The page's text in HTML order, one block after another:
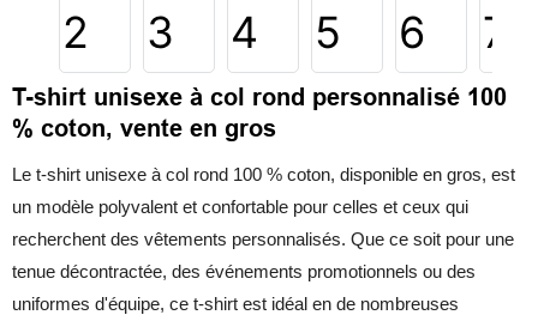
T-shirt unisexe à col rond personnalisé 100
% coton, vente en gros
Le t-shirt unisexe à col rond 100 % coton, disponible en gros, est
un modèle polyvalent et confortable pour celles et ceux qui
recherchent des vêtements personnalisés. Que ce soit pour une
tenue décontractée, des événements promotionnels ou des
uniformes d'équipe, ce t-shirt est idéal en de nombreuses